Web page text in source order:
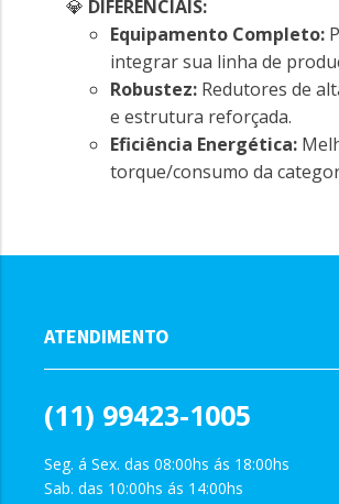
💎 DIFERENCIAIS:
Equipamento Completo:
integrar sua linha de
Robustez: Redutores de
e estrutura reforçada.
Eficiência Energética:
torque/consumo da
ATENDIMENTO
(11) 99423-1005
Seg. á Sex. das 08:00hs ás 18:00hs
Sab. das 10:00hs ás 14:00hs